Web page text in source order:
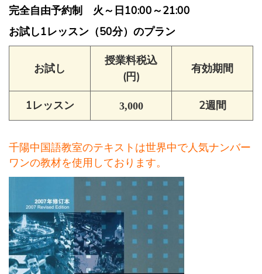
完全自由予約制 火～日10:00～21:00
お試し1レッスン（50分）のプラン
お試し
授業料税込
(円)
有効期間
1レッスン 3,000 2週間
千陽中国語教室のテキストは世界中で人気ナンバー
ワンの教材を使用しております。